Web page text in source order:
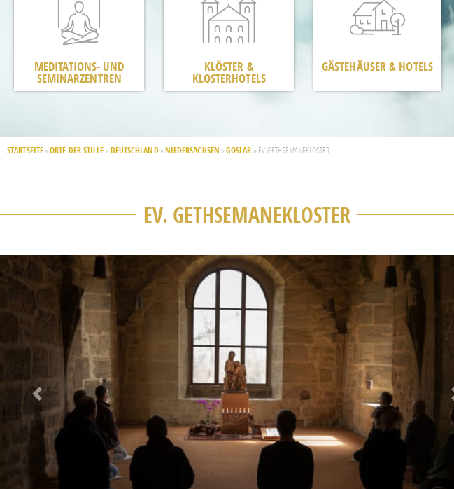
MEDITATIONS- UND
SEMINARZENTREN
KLÖSTER &
KLOSTERHOTELS
GÄSTEHÄUSER & HOTELS
STARTSEITE » ORTE DER STILLE » DEUTSCHLAND» NIEDERSACHSEN » GOSLAR » EV. GETHSEMANEKLOSTER
EV. GETHSEMANEKLOSTER
Vorheriges